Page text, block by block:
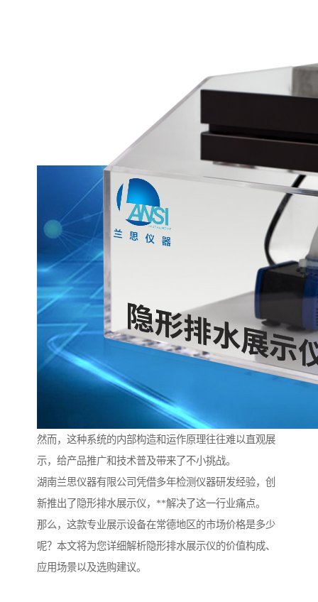
然而，这种系统的内部构造和运作原理往往难以直观展
示，给产品推广和技术普及带来了不小挑战。
湖南兰思仪器有限公司凭借多年检测仪器研发经验，创
新推出了隐形排水展示仪，**解决了这一行业痛点。
那么，这款专业展示设备在常德地区的市场价格是多少
呢？本文将为您详细解析隐形排水展示仪的价值构成、
应用场景以及选购建议。